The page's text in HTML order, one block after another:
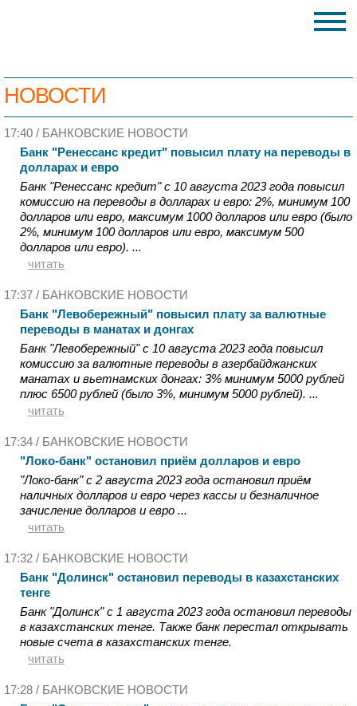
НОВОСТИ
17:40 / БАНКОВСКИЕ НОВОСТИ
Банк "Ренессанс кредит" повысил плату на переводы в
долларах и евро
Банк "Ренессанс кредит" с 10 августа 2023 года повысил
комиссию на переводы в долларах и евро: 2%, минимум 100
долларов или евро, максимум 1000 долларов или евро (было
2%, минимум 100 долларов или евро, максимум 500
долларов или евро). ...
читать
17:37 / БАНКОВСКИЕ НОВОСТИ
Банк "Левобережный" повысил плату за валютные
переводы в манатах и донгах
Банк "Левобережный" c 10 августа 2023 года повысил
комиссию за валютные переводы в азербайджанских
манатах и вьетнамских донгах: 3% минимум 5000 рублей
плюс 6500 рублей (было 3%, минимум 5000 рублей). ...
читать
17:34 / БАНКОВСКИЕ НОВОСТИ
"Локо-банк" остановил приём долларов и евро
"Локо-банк" с 2 августа 2023 года остановил приём
наличных долларов и евро через кассы и безналичное
зачисление долларов и евро ...
читать
17:32 / БАНКОВСКИЕ НОВОСТИ
Банк "Долинск" остановил переводы в казахстанских
тенге
Банк "Долинск" с 1 августа 2023 года остановил переводы
в казахстанских тенге. Также банк перестал открывать
новые счета в казахстанских тенге.
читать
17:28 / БАНКОВСКИЕ НОВОСТИ